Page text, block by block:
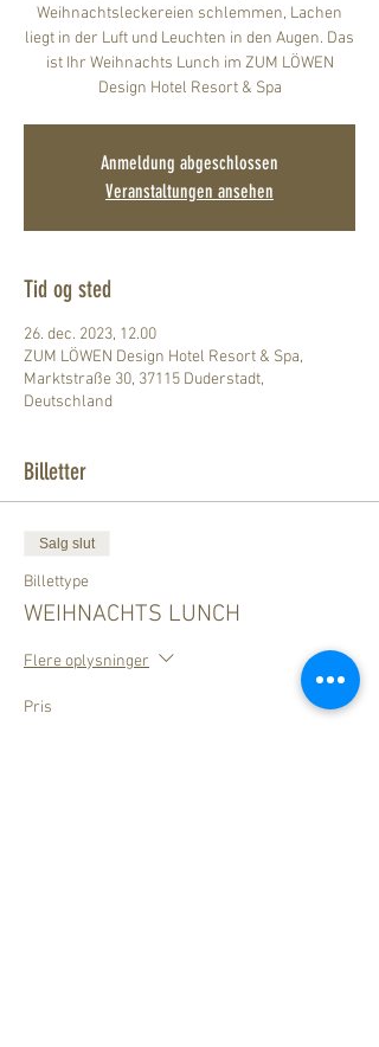
Weihnachtsleckereien schlemmen, Lachen
liegt in der Luft und Leuchten in den Augen. Das
ist Ihr Weihnachts Lunch im ZUM LÖWEN
Design Hotel Resort & Spa
Anmeldung abgeschlossen
Veranstaltungen ansehen
Tid og sted
26. dec. 2023, 12.00
ZUM LÖWEN Design Hotel Resort & Spa,
Marktstraße 30, 37115 Duderstadt,
Deutschland
Billetter
Salg slut
Billettype
WEIHNACHTS LUNCH
Flere oplysninger
Pris